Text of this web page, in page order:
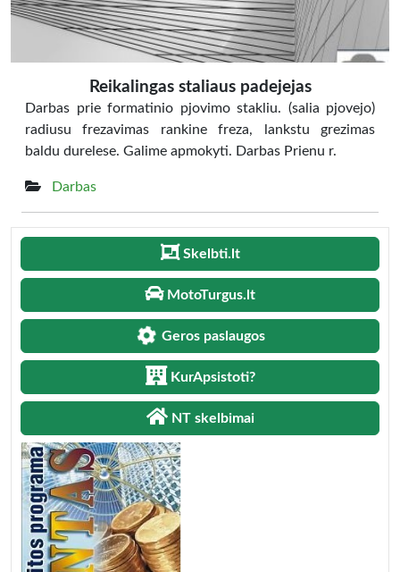
Reikalingas staliaus padejejas
Darbas prie formatinio pjovimo stakliu. (salia pjovejo)
radiusu frezavimas rankine freza, lankstu grezimas
baldu durelese. Galime apmokyti. Darbas Prienu r.
Darbas
Skelbti.lt
MotoTurgus.lt
Geros paslaugos
KurApsistoti?
NT skelbimai